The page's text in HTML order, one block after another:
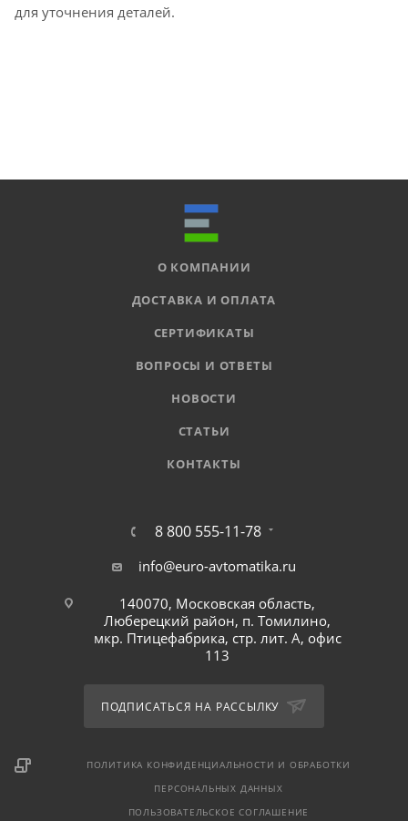
для уточнения деталей.
О КОМПАНИИ
ДОСТАВКА И ОПЛАТА
СЕРТИФИКАТЫ
ВОПРОСЫ И ОТВЕТЫ
НОВОСТИ
СТАТЬИ
КОНТАКТЫ
8 800 555-11-78
info@euro-avtomatika.ru
140070, Московская область,
Люберецкий район, п. Томилино,
мкр. Птицефабрика, стр. лит. А, офис
113
ПОДПИСАТЬСЯ НА РАССЫЛКУ
ПОЛИТИКА КОНФИДЕНЦИАЛЬНОСТИ И ОБРАБОТКИ
ПЕРСОНАЛЬНЫХ ДАННЫХ
ПОЛЬЗОВАТЕЛЬСКОЕ СОГЛАШЕНИЕ